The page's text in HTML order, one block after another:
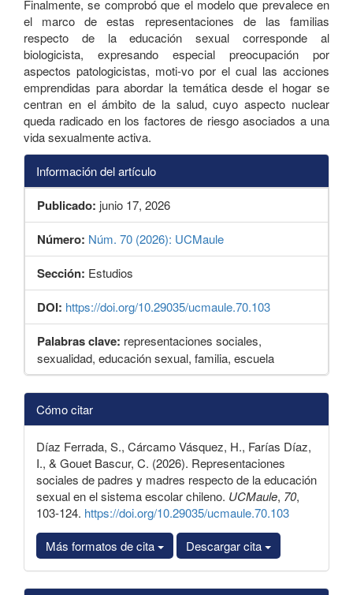
Finalmente, se comprobó que el modelo que prevalece en
el marco de estas representaciones de las familias
respecto de la educación sexual corresponde al
biologicista, expresando especial preocupación por
aspectos patologicistas, moti-vo por el cual las acciones
emprendidas para abordar la temática desde el hogar se
centran en el ámbito de la salud, cuyo aspecto nuclear
queda radicado en los factores de riesgo asociados a una
vida sexualmente activa.
Información del artículo
Publicado: junio 17, 2026
Número: Núm. 70 (2026): UCMaule
Sección: Estudios
DOI: https://doi.org/10.29035/ucmaule.70.103
Palabras clave: representaciones sociales,
sexualidad, educación sexual, familia, escuela
Detalles
del
artículo
Cómo citar
Díaz Ferrada, S., Cárcamo Vásquez, H., Farías Díaz,
I., & Gouet Bascur, C. (2026). Representaciones
sociales de padres y madres respecto de la educación
sexual en el sistema escolar chileno. UCMaule, 70,
103-124. https://doi.org/10.29035/ucmaule.70.103
Más formatos de cita
Descargar cita